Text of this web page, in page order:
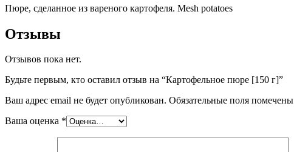
Пюре, сделанное из вареного картофеля. Mesh potatoes
Отзывы
Отзывов пока нет.
Будьте первым, кто оставил отзыв на “Картофельное пюре [150 г]”
Ваш адрес email не будет опубликован. Обязательные поля помечены
Ваша оценка *